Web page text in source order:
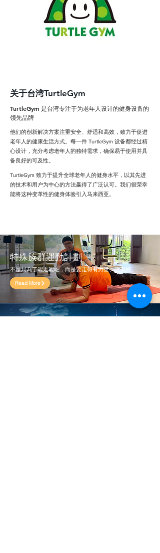
​关于台湾TurtleGym
TurtleGym 是台湾专注于为老年人设计的健身设备的
领先品牌
他们的创新解决方案注重安全、舒适和高效，致力于促进
老年人的健康生活方式。每一件 TurtleGym 设备都经过精
心设计，充分考虑老年人的独特需求，确保易于使用并具
备良好的可及性。
TurtleGym 致力于提升全球老年人的健身水平，以其先进
的技术和用户为中心的方法赢得了广泛认可。我们很荣幸
能将这种变革性的健身体验引入马来西亚。
​特殊族群運動計劃
不是只為了能走能吃，而是要走得有力量、活得好。
Read More